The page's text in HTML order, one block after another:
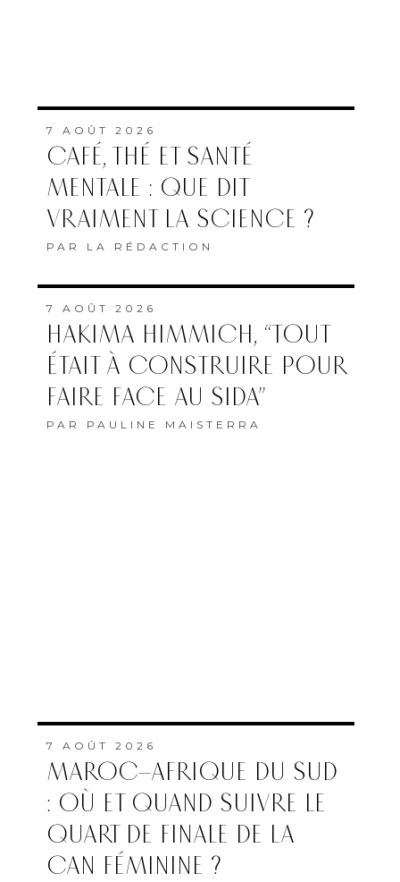
7 AOÛT 2026
CAFÉ, THÉ ET SANTÉ
MENTALE : QUE DIT
VRAIMENT LA SCIENCE ?
PAR LA RÉDACTION
7 AOÛT 2026
HAKIMA HIMMICH, “TOUT
ÉTAIT À CONSTRUIRE POUR
FAIRE FACE AU SIDA”
PAR PAULINE MAISTERRA
7 AOÛT 2026
MAROC–AFRIQUE DU SUD
: OÙ ET QUAND SUIVRE LE
QUART DE FINALE DE LA
CAN FÉMININE ?